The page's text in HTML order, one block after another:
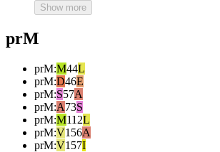
Show more
prM
prM:M44L
prM:D46E
prM:S57A
prM:A73S
prM:M112L
prM:V156A
prM:V157I